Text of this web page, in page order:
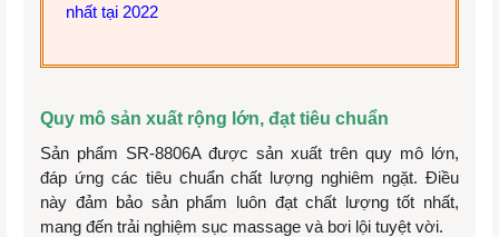
nhất tại 2022
Quy mô sản xuất rộng lớn, đạt tiêu chuẩn
Sản phẩm SR-8806A được sản xuất trên quy mô lớn,
đáp ứng các tiêu chuẩn chất lượng nghiêm ngặt. Điều
này đảm bảo sản phẩm luôn đạt chất lượng tốt nhất,
mang đến trải nghiệm sục massage và bơi lội tuyệt vời.